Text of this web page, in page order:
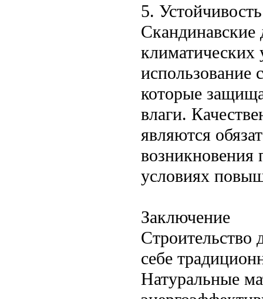
5.
Скандинавские
климатических
использование
которые
влаги.
являются
возникновения
условиях
Заключение
Строительство
себе
Натуральные